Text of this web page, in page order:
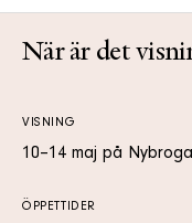
När är det
VISNING
10–14 maj på
ÖPPETTIDER